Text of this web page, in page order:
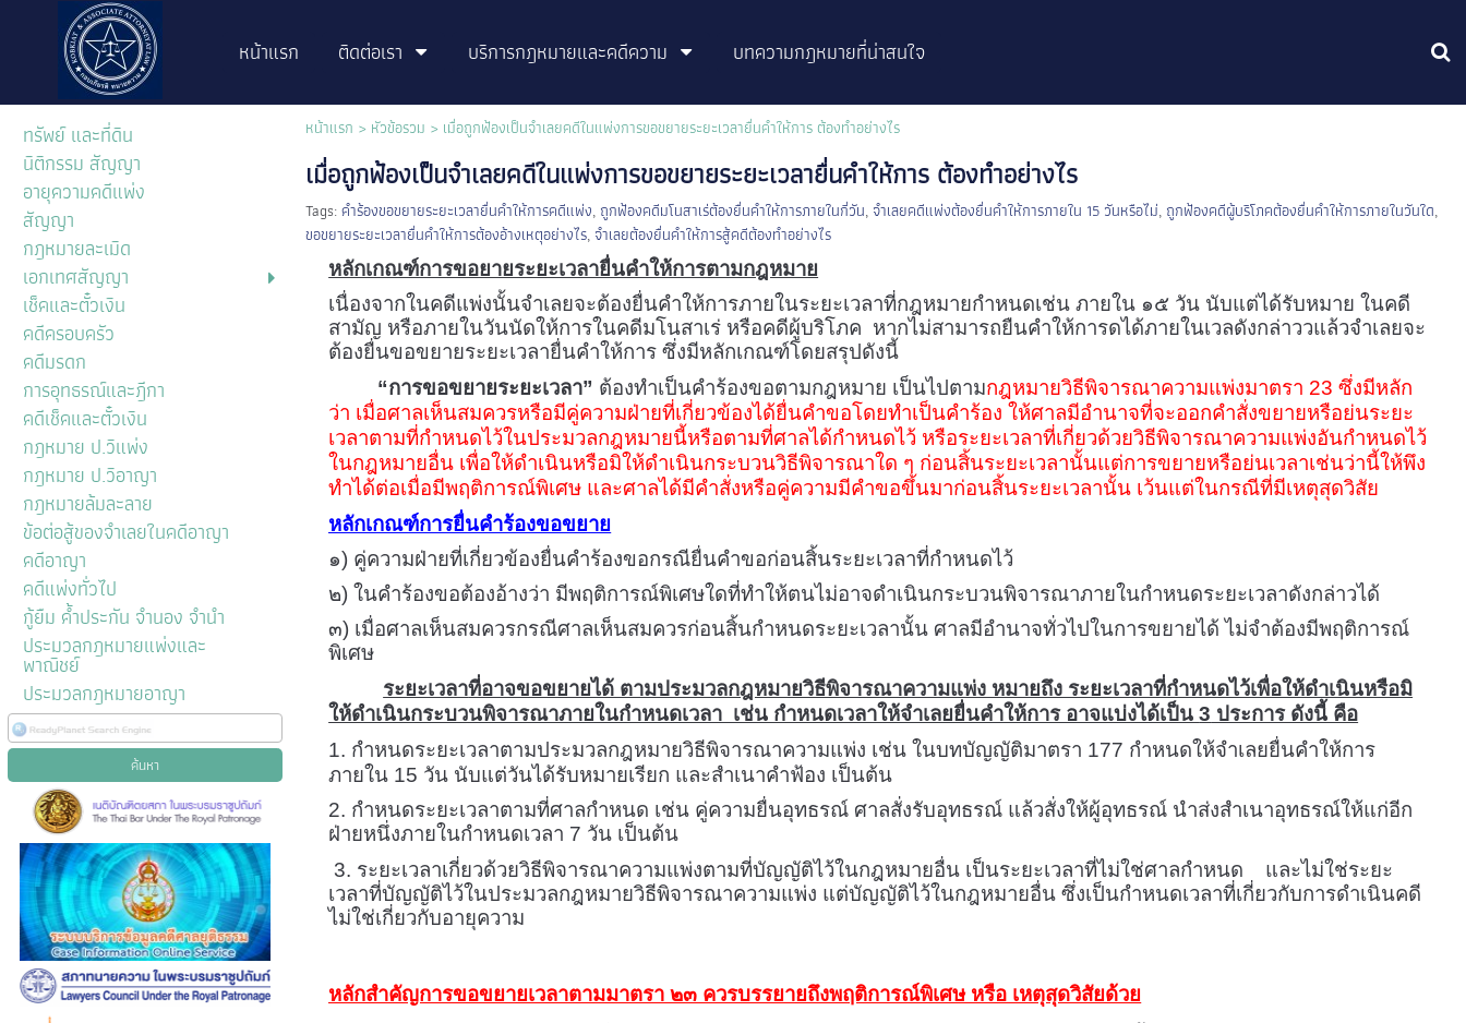
หน้าแรก ติดต่อเรา บริการกฎหมายและคดีความ บทความกฎหมายที่น่าสนใจ
ทรัพย์ และที่ดิน
นิติกรรม สัญญา
อายุความคดีแพ่ง
สัญญา
กฎหมายละเมิด
เอกเทศสัญญา
เช็คและตั๋วเงิน
คดีครอบครัว
คดีมรดก
การอุทธรณ์และฎีกา
คดีเช็คและตั๋วเงิน
กฎหมาย ป.วิแพ่ง
กฎหมาย ป.วิอาญา
กฎหมายล้มละลาย
ข้อต่อสู้ของจำเลยในคดีอาญา
คดีอาญา
คดีแพ่งทั่วไป
กู้ยืม ค้ำประกัน จำนอง จำนำ
ประมวลกฎหมายแพ่งและ
พาณิชย์
ประมวลกฎหมายอาญา
หน้าแรก > หัวข้อรวม > เมื่อถูกฟ้องเป็นจำเลยคดีในแพ่งการขอขยายระยะเวลายื่นคำให้การ ต้องทำอย่างไร
เมื่อถูกฟ้องเป็นจำเลยคดีในแพ่งการขอขยายระยะเวลายื่นคำให้การ ต้องทำอย่างไร
Tags:คำร้องขอขยายระยะเวลายื่นคำให้การคดีแพ่ง, ถูกฟ้องคดีมโนสาเร่ต้องยื่นคำให้การภายในกี่วัน, จำเลยคดีแพ่งต้องยื่นคำให้การภายใน 15 วันหรือไม่, ถูกฟ้องคดีผู้บริโภคต้องยื่นคำให้การภายในวันใด,
ขอขยายระยะเวลายื่นคำให้การต้องอ้างเหตุอย่างไร, จำเลยต้องยื่นคำให้การสู้คดีต้องทำอย่างไร
หลักเกณฑ์การขอยายระยะเวลายื่นคำให้การตามกฎหมาย
เนื่องจากในคดีแพ่งนั้นจำเลยจะต้องยื่นคำให้การภายในระยะเวลาที่กฎหมายกำหนดเช่น ภายใน ๑๕ วัน นับแต่ได้รับหมาย ในคดี
สามัญ หรือภายในวันนัดให้การในคดีมโนสาเร่ หรือคดีผู้บริโภค หากไม่สามารถยืนคำให้การดได้ภายในเวลดังกล่าววแล้วจำเลยจะ
ต้องยื่นขอขยายระยะเวลายื่นคำให้การ ซึ่งมีหลักเกณฑ์โดยสรุปดังนี้
“การขอขยายระยะเวลา” ต้องทำเป็นคำร้องขอตามกฎหมาย เป็นไปตามกฎหมายวิธีพิจารณาความแพ่งมาตรา 23ซึ่งมีหลัก
ว่า เมื่อศาลเห็นสมควรหรือมีคู่ความฝ่ายที่เกี่ยวข้องได้ยื่นคำขอโดยทำเป็นคำร้อง ให้ศาลมีอำนาจที่จะออกคำสั่งขยายหรือย่นระยะ
เวลาตามที่กำหนดไว้ในประมวลกฎหมายนี้หรือตามที่ศาลได้กำหนดไว้ หรือระยะเวลาที่เกี่ยวด้วยวิธีพิจารณาความแพ่งอันกำหนดไว้
ในกฎหมายอื่น เพื่อให้ดำเนินหรือมิให้ดำเนินกระบวนวิธีพิจารณาใด ๆ ก่อนสิ้นระยะเวลานั้นแต่การขยายหรือย่นเวลาเช่นว่านี้ให้พึง
ทำได้ต่อเมื่อมีพฤติการณ์พิเศษ และศาลได้มีคำสั่งหรือคู่ความมีคำขอขึ้นมาก่อนสิ้นระยะเวลานั้น เว้นแต่ในกรณีที่มีเหตุสุดวิสัย
หลักเกณฑ์การยื่นคำร้องขอขยาย
๑) คู่ความฝ่ายที่เกี่ยวข้องยื่นคำร้องขอกรณียื่นคำขอก่อนสิ้นระยะเวลาที่กำหนดไว้
๒) ในคำร้องขอต้องอ้างว่า มีพฤติการณ์พิเศษใดที่ทำให้ตนไม่อาจดำเนินกระบวนพิจารณาภายในกำหนดระยะเวลาดังกล่าวได้
๓) เมื่อศาลเห็นสมควรกรณีศาลเห็นสมควรก่อนสิ้นกำหนดระยะเวลานั้น ศาลมีอำนาจทั่วไปในการขยายได้ ไม่จำต้องมีพฤติการณ์
พิเศษ
ระยะเวลาที่อาจขอขยายได้ ตามประมวลกฎหมายวิธีพิจารณาความแพ่ง หมายถึง ระยะเวลาที่กำหนดไว้เพื่อให้ดำเนินหรือมิ
ให้ดำเนินกระบวนพิจารณาภายในกำหนดเวลา เช่น กำหนดเวลาให้จำเลยยื่นคำให้การ อาจแบ่งได้เป็น3 ประการ ดังนี้ คือ
1. กำหนดระยะเวลาตามประมวลกฎหมายวิธีพิจารณาความแพ่ง เช่น ในบทบัญญัติมาตรา 177 กำหนดให้จำเลยยื่นคำให้การ
ภายใน 15 วัน นับแต่วันได้รับหมายเรียก และสำเนาคำฟ้อง เป็นต้น
2. กำหนดระยะเวลาตามที่ศาลกำหนด เช่น คู่ความยื่นอุทธรณ์ ศาลสั่งรับอุทธรณ์ แล้วสั่งให้ผู้อุทธรณ์ นำส่งสำเนาอุทธรณ์ให้แก่อีก
ฝ่ายหนึ่งภายในกำหนดเวลา 7 วัน เป็นต้น
3. ระยะเวลาเกี่ยวด้วยวิธีพิจารณาความแพ่งตามที่บัญญัติไว้ในกฎหมายอื่น เป็นระยะเวลาที่ไม่ใช่ศาลกำหนด และไม่ใช่ระยะ
เวลาที่บัญญัติไว้ในประมวลกฎหมายวิธีพิจารณาความแพ่ง แต่บัญญัติไว้ในกฎหมายอื่น ซึ่งเป็นกำหนดเวลาที่เกี่ยวกับการดำเนินคดี
ไม่ใช่เกี่ยวกับอายุความ
หลักสำคัญการขอขยายเวลาตามมาตรา ๒๓ ควรบรรยายถึงพฤติการณ์พิเศษ หรือ เหตุสุดวิสัยด้วย